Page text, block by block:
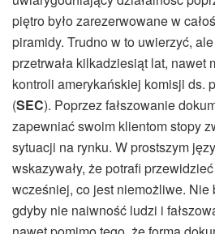
piętro było zarezerwowane w
piramidy. Trudno w to uwierzyć,
przetrwała kilkadziesiąt lat, nawet
kontroli amerykańskiej komisji ds.
(SEC). Poprzez fałszowanie
zapewniać swoim klientom stopy
sytuacji na rynku. W prostszym
wskazywały, że potrafi
wcześniej, co jest niemożliwe. Nie
gdyby nie naiwność ludzi i